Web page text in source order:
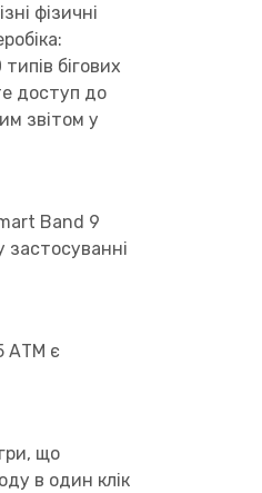
фізичні
бігових
доступ до
звітом у
Band 9
АТМ є
що
в один клік